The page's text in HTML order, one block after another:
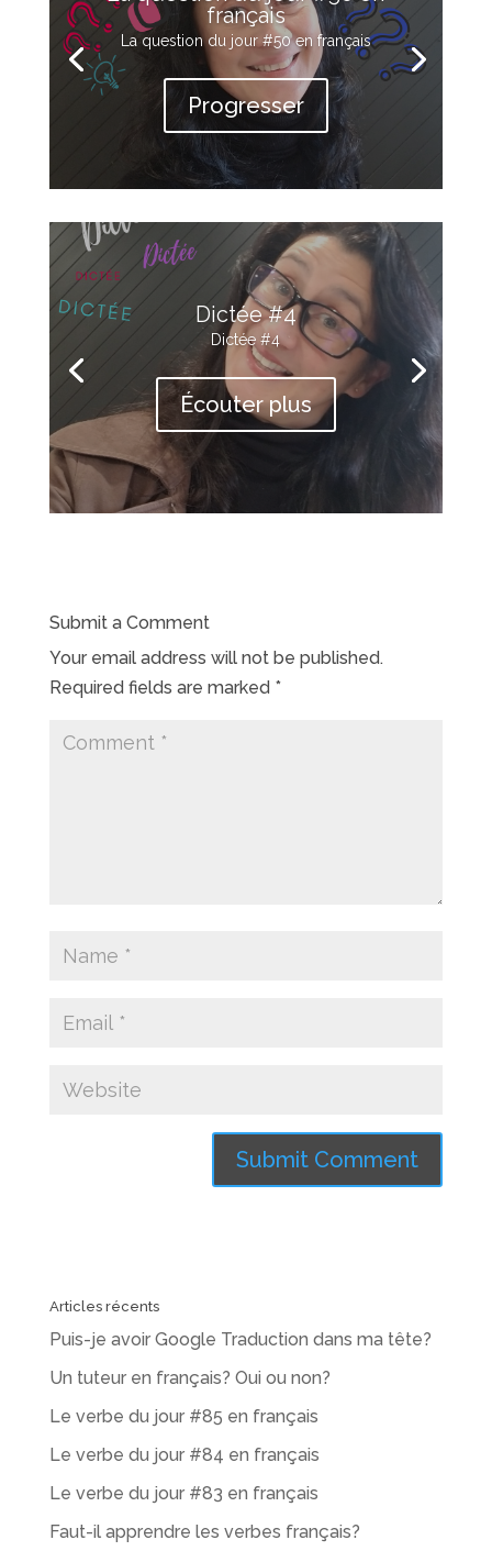
français
La question du jour #50 en français
Progresser
Dictée #4
Dictée #4
Écouter plus
Submit a Comment
Your email address will not be published.
Required fields are marked *
Articles récents
Puis-je avoir Google Traduction dans ma tête?
Un tuteur en français? Oui ou non?
Le verbe du jour #85 en français
Le verbe du jour #84 en français
Le verbe du jour #83 en français
Faut-il apprendre les verbes français?